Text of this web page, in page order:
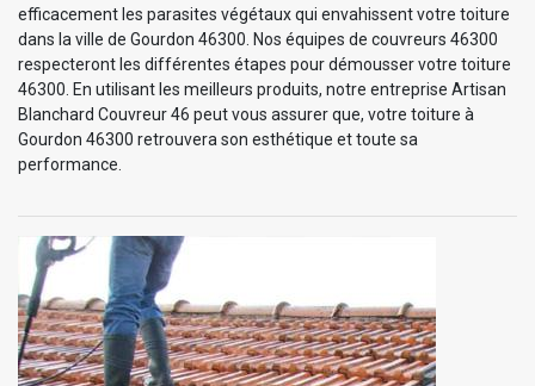
efficacement les parasites végétaux qui envahissent votre toiture
dans la ville de Gourdon 46300. Nos équipes de couvreurs 46300
respecteront les différentes étapes pour démousser votre toiture
46300. En utilisant les meilleurs produits, notre entreprise Artisan
Blanchard Couvreur 46 peut vous assurer que, votre toiture à
Gourdon 46300 retrouvera son esthétique et toute sa
performance.